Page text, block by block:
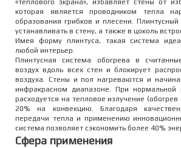
«теплового экрана», избавляет стены от
которая является проводником тепла
образования грибков и плесени.
устанавливать в стену, а также в цоколь
Имея форму плинтуса, такая система
любой интерьер.
Плинтусная система обогрева в
воздух вдоль всех стен и блокирует
воздуха. Стены и пол нагреваются и
инфракрасном диапазоне. При нормальной
расходуется на тепловое излучение (обогрев
20% на конвекцию. Благодаря
передачи тепла и применению
система позволяет сэкономить более 40%
Сфера применения